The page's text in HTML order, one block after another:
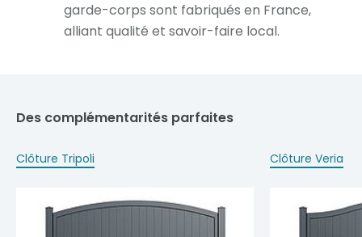
garde-corps sont fabriqués en France,
alliant qualité et savoir-faire local.
Des complémentarités parfaites
Clôture Tripoli Clôture Veria